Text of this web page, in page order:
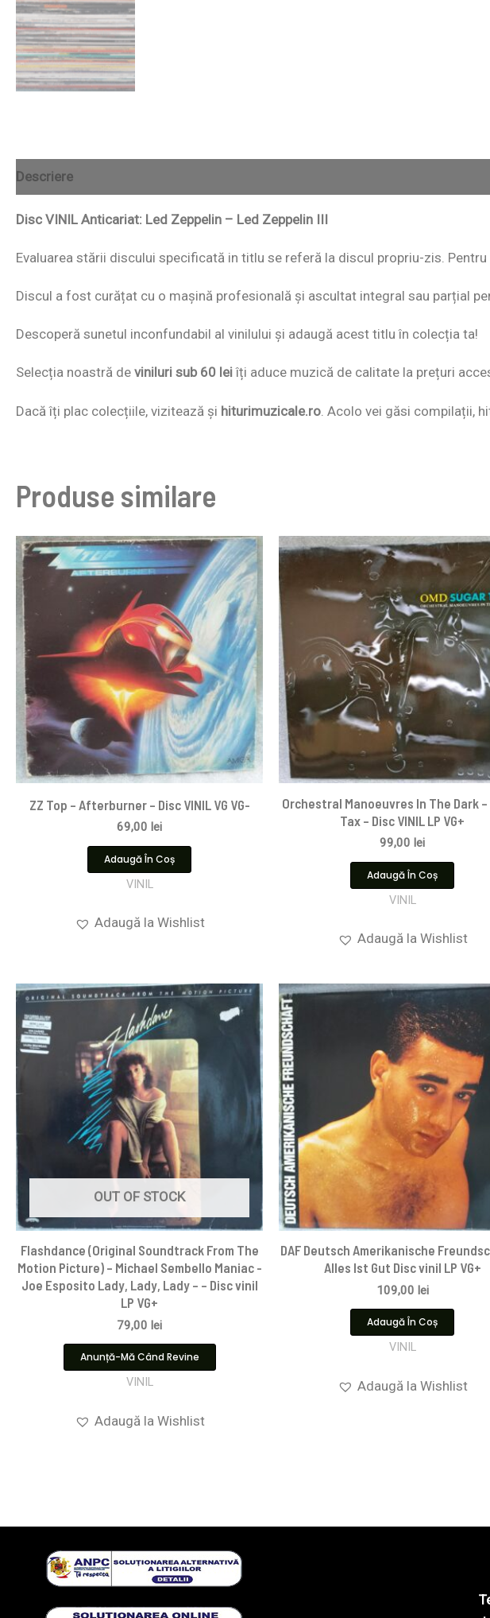
Descriere
Disc VINIL Anticariat: Led Zeppelin – Led Zeppelin III
Evaluarea stării discului specificată in titlu se referă la discul propriu-zis.
Discul a fost curățat cu o mașină profesională și ascultat integral sau parțial
Descoperă sunetul inconfundabil al vinilului și adaugă acest titlu în colecția ta!
Selecția noastră de viniluri sub 60 leiîți aduce muzică de calitate la prețuri
Dacă îți plac colecțiile, vizitează și hiturimuzicale.ro . Acolo vei găsi compilații,
Produse similare
ZZ Top – Afterburner – Disc VINIL VG VG-
69,00 lei
Adaugă În Coș
VINIL
Adaugă la Wishlist
Orchestral Manoeuvres In The Dark
Tax – Disc VINIL LP VG+
99,00 lei
Adaugă În Coș
VINIL
Adaugă la Wishlist
OUT OF STOCK
Flashdance (Original Soundtrack From The
Motion Picture) – Michael Sembello Maniac -
Joe Esposito Lady, Lady, Lady – – Disc vinil
LP VG+
79,00 lei
Anunță-Mă Când Revine
VINIL
Adaugă la Wishlist
DAF Deutsch Amerikanische
Alles Ist Gut Disc vinil LP VG+
109,00 lei
Adaugă În Coș
VINIL
Adaugă la Wishlist